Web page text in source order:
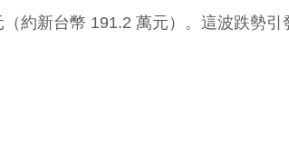
約新台幣 191.2 萬元）。這波跌勢引